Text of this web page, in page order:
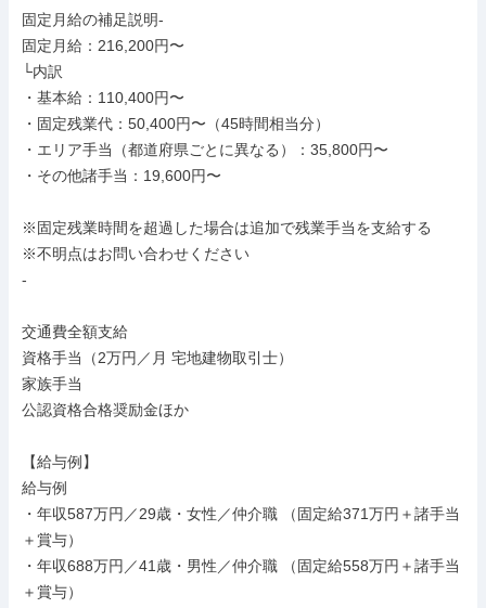
固定月給の補足説明-
固定月給：216,200円〜
└内訳
・基本給：110,400円〜
・固定残業代：50,400円〜（45時間相当分）
・エリア手当（都道府県ごとに異なる）：35,800円〜
・その他諸手当：19,600円〜
※固定残業時間を超過した場合は追加で残業手当を支給する
※不明点はお問い合わせください
-
交通費全額支給
資格手当（2万円／月 宅地建物取引士）
家族手当
公認資格合格奨励金ほか
【給与例】
給与例
・年収587万円／29歳・女性／仲介職 （固定給371万円＋諸手当
＋賞与）
・年収688万円／41歳・男性／仲介職 （固定給558万円＋諸手当
＋賞与）